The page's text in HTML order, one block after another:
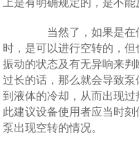
上是有明确规定的，是不能
当然了，如果是在
时，是可以进行空转的，
振动的状态及有无异响来
过长的话，那么就会导致
到液体的冷却，从而出现
此建议设备使用者应当时
泵出现空转的情况。